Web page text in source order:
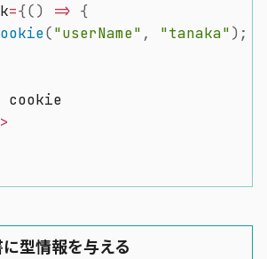
={() => {
("userName" , "tanaka") ;
cookie
>
型情報を与える